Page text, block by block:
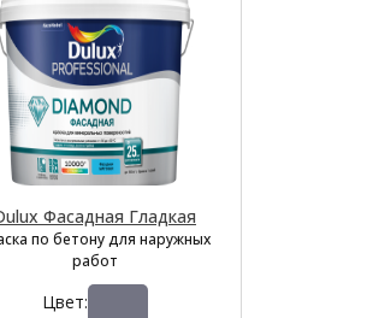
Фасадная Гладкая
по бетону для наружных
работ
Цвет: